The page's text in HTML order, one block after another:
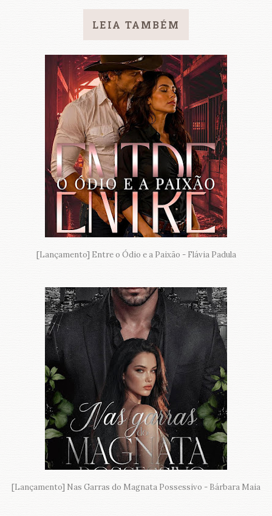
LEIA TAMBÉM
[Lançamento] Entre o Ódio e a Paixão - Flávia Padula
[Lançamento] Nas Garras do Magnata Possessivo - Bárbara Maia